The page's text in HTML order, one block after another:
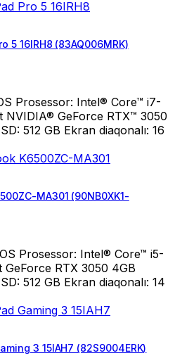
5 16IRH8 (83AQ006MRK)
Prosessor: Intel® Core™ i7-
NVIDIA® GeForce RTX™ 3050
512 GB Ekran diaqonalı: 16
MA301 (90NB0XK1-
Prosessor: Intel® Core™ i5-
RTX 3050 4GB
512 GB Ekran diaqonalı: 14
3 15IAH7 (82S9004ERK)